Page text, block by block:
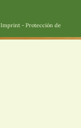
Imprint - Protección de